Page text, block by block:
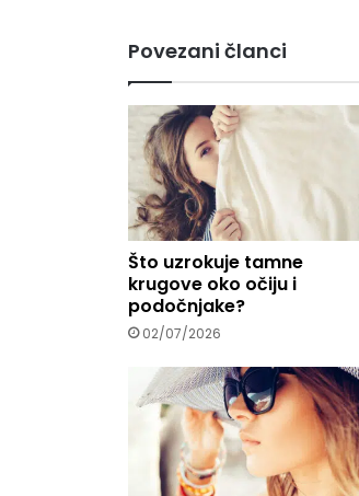
l
a
d
u
.
.
Povezani članci
Što uzrokuje tamne
krugove oko očiju i
podočnjake?
02/07/2026